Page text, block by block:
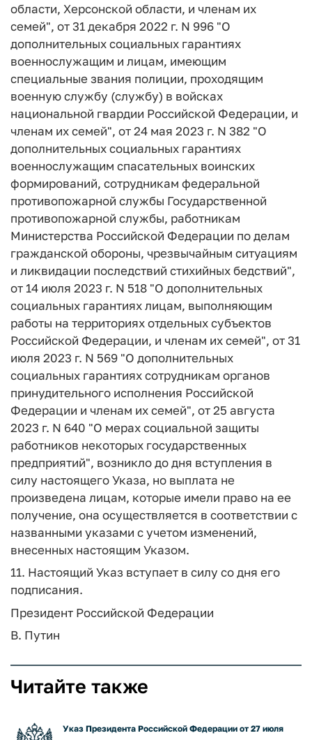
области, Херсонской области, и членам их
семей", от 31 декабря 2022 г. N 996 "О
дополнительных социальных гарантиях
военнослужащим и лицам, имеющим
специальные звания полиции, проходящим
военную службу (службу) в войсках
национальной гвардии Российской Федерации, и
членам их семей", от 24 мая 2023 г. N 382 "О
дополнительных социальных гарантиях
военнослужащим спасательных воинских
формирований, сотрудникам федеральной
противопожарной службы Государственной
противопожарной службы, работникам
Министерства Российской Федерации по делам
гражданской обороны, чрезвычайным ситуациям
и ликвидации последствий стихийных бедствий",
от 14 июля 2023 г. N 518 "О дополнительных
социальных гарантиях лицам, выполняющим
работы на территориях отдельных субъектов
Российской Федерации, и членам их семей", от 31
июля 2023 г. N 569 "О дополнительных
социальных гарантиях сотрудникам органов
принудительного исполнения Российской
Федерации и членам их семей", от 25 августа
2023 г. N 640 "О мерах социальной защиты
работников некоторых государственных
предприятий", возникло до дня вступления в
силу настоящего Указа, но выплата не
произведена лицам, которые имели право на ее
получение, она осуществляется в соответствии с
названными указами с учетом изменений,
внесенных настоящим Указом.
11. Настоящий Указ вступает в силу со дня его
подписания.
Президент Российской Федерации
В. Путин
Читайте также
Указ Президента Российской Федерации от 27 июля